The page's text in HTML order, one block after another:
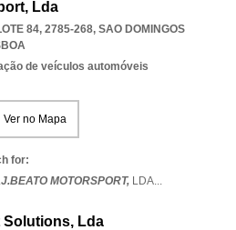
Lda
84, 2785-268, SAO DOMINGOS
de veículos automóveis
Ver no Mapa
for:
J.BEATO MOTORSPORT, LDA...
Solutions, Lda